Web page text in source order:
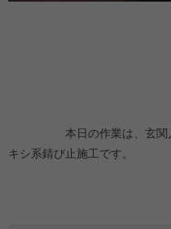
本日の作業は、玄関入口
キシ系錆び止施工です。